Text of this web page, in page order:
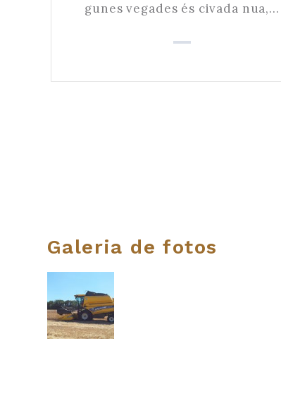
gunes vegades és civada nua,…
Galeria de fotos